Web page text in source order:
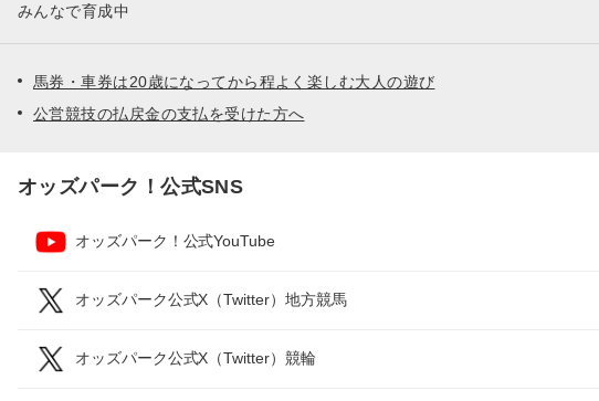
みんなで育成中
馬券・車券は20歳になってから程よく楽しむ大人の遊び
公営競技の払戻金の支払を受けた方へ
オッズパーク！公式SNS
オッズパーク！公式YouTube
オッズパーク公式X（Twitter）地方競馬
オッズパーク公式X（Twitter）競輪